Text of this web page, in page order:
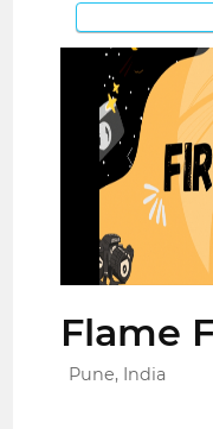
Flame
Pune, India